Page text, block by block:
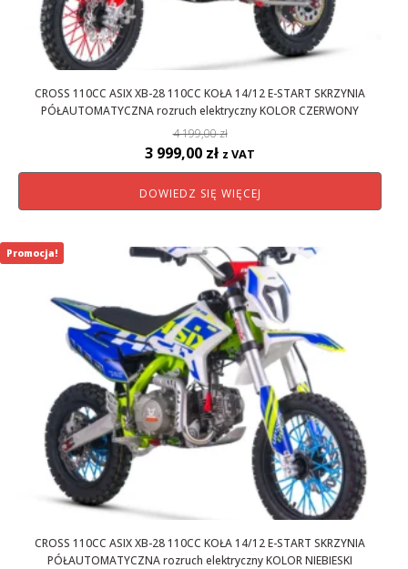
CROSS 110CC ASIX XB-28 110CC KOŁA 14/12 E-START SKRZYNIA
PÓŁAUTOMATYCZNA rozruch elektryczny KOLOR CZERWONY
4 199,00zł
Pierwotna
cena
wynosiła:
199,00 zł.
3 999,00 złAktualna
cena
wynosi:
999,00 zł.
z VAT
DOWIEDZ SIĘ WIĘCEJ
CROSS 110CC ASIX XB-28 110CC KOŁA 14/12 E-START SKRZYNIA
PÓŁAUTOMATYCZNA rozruch elektryczny KOLOR NIEBIESKI
Promocja!